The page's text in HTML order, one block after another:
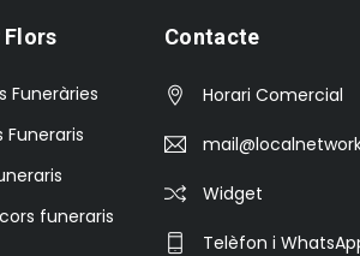
Flors
Funeràries
Funeraris
funeraris
Contacte
Horari Comercial
Widget
Telèfon i